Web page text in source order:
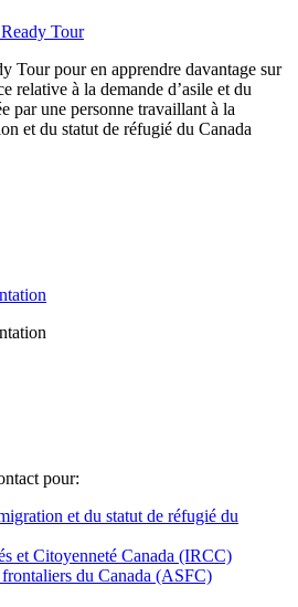
Tour
Tour pour en apprendre davantage sur
relative à la demande d’asile et du
par une personne travaillant à la
et du statut de réfugié du Canada
pour:
et du statut de réfugié du
et Citoyenneté Canada (IRCC)
du Canada (ASFC)